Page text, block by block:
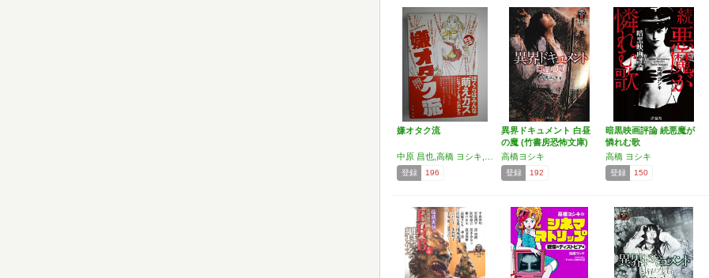
嫌オタク流
登録 196
異界ドキュメント 白昼
の魔 (竹書房恐怖文庫)
高橋ヨシキ
登録 192
暗黒映画評論 続悪魔が
憐れむ歌
高橋 ヨシキ
登録 150